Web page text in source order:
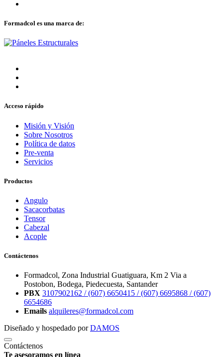
Formadcol es una marca de:
Acceso rápido
Misión y Visión
Sobre Nosotros
Política de datos
Pre-venta
Servicios
Productos
Angulo
Sacacorbatas
Tensor
Cabezal
Acople
Contáctenos
Formadcol, Zona Industrial Guatiguara, Km 2 Via a
Postobon, Bodega, Piedecuesta, Santander
PBX 3107902162 /(607) 6650415 /(607) 6695868 /(607)
6654686
Emails alquileres@formadcol.com
Diseñado y hospedado porDAMOS
Contáctenos
Te asesoramos en línea